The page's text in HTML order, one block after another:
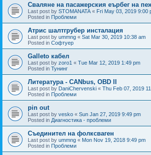
Сваляне на пасажерския еърбег на
Last post by STOMANATA « Fri May 03, 2019 9:00
Posted in Проблеми
Атрис шалтгрубер инсталация
Last post by ummng « Sat Mar 30, 2019 10:38 am
Posted in Софтуер
Galleto кабел
Last post by zoro1 « Tue Mar 12, 2019 1:49 pm
Posted in Тунинг
Литература - CANbus, OBD II
Last post by DaniChervenski « Thu Feb 07, 2019
Posted in Проблеми
pin out
Last post by vesko « Sun Jan 27, 2019 9:49 pm
Posted in Диагностика - проблеми
Съединител на фолксваген
Last post by ummng « Mon Nov 19, 2018 9:49 pm
Posted in Проблеми